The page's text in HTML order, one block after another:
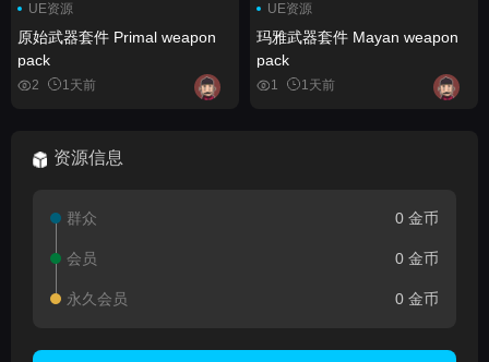
UE资源
原始武器套件 Primal weapon
pack
2 1天前
UE资源
玛雅武器套件 Mayan weapon
pack
1 1天前
资源信息
群众 0 金币
会员 0 金币
永久会员 0 金币